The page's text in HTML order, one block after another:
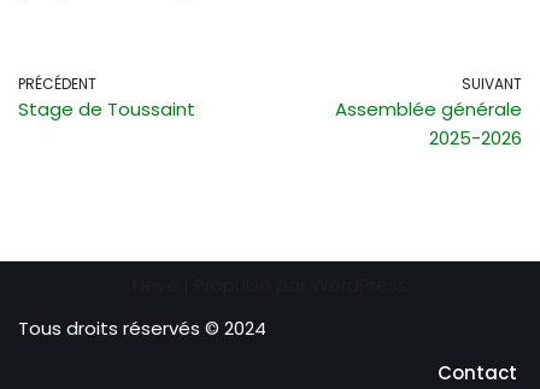
PRÉCÉDENT
Stage de Toussaint
SUIVANT
Assemblée générale
2025-2026
Tous droits réservés © 2024
Contact